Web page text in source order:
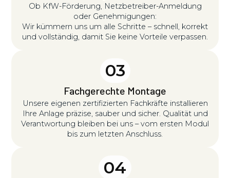
Ob KfW-Förderung, Netzbetreiber-Anmeldung
oder Genehmigungen:
Wir kümmern uns um alle Schritte – schnell, korrekt
und vollständig, damit Sie keine Vorteile verpassen.
03
Fachgerechte Montage
Unsere eigenen zertifizierten Fachkräfte installieren
Ihre Anlage präzise, sauber und sicher. Qualität und
Verantwortung bleiben bei uns – vom ersten Modul
bis zum letzten Anschluss.
04